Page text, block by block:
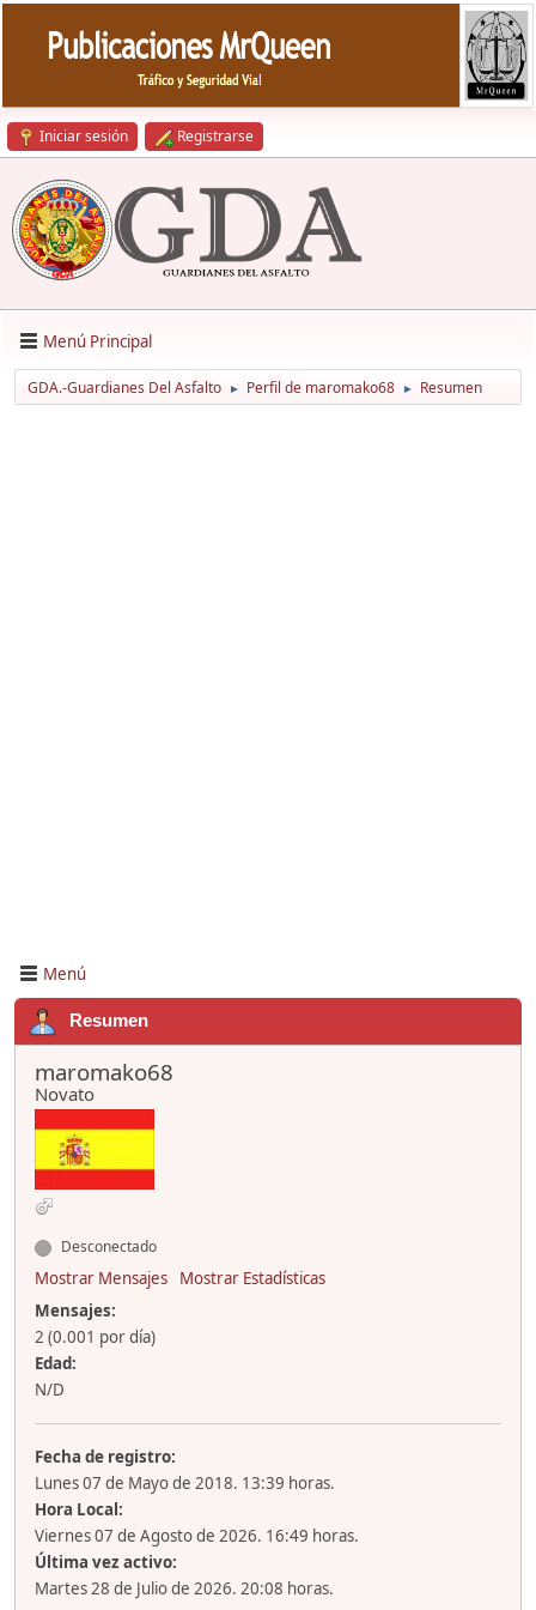
Iniciar sesión Registrarse
Menú Principal
GDA.-Guardianes Del Asfalto ► Perfil de maromako68 ► Resumen
Menú
Resumen
maromako68
Novato
Desconectado
Mostrar Mensajes
Mostrar Estadísticas
Mensajes:
2 (0.001 por día)
Edad:
N/D
Fecha de registro:
Lunes 07 de Mayo de 2018. 13:39 horas.
Hora Local:
Viernes 07 de Agosto de 2026. 16:49 horas.
Última vez activo:
Martes 28 de Julio de 2026. 20:08 horas.